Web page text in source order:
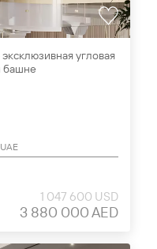
угловая
башне
1 047 600 USD
3 880 000 AED